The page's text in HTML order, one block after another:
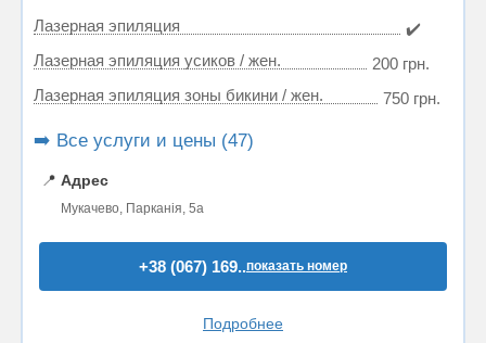
Лазерная эпиляция
✔️
Лазерная эпиляция усиков / жен.
200 грн.
Лазерная эпиляция зоны бикини / жен.
750 грн.
➡️ Все услуги и цены (47)
📍 Адрес
Мукачево, Парканія, 5а
+38 (067) 169..показать номер
Подробнее